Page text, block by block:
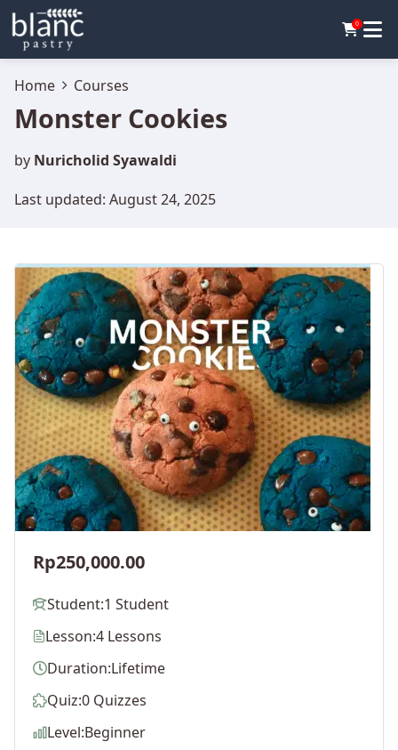
0
Home Courses
Monster Cookies
by Nuricholid Syawaldi
Last updated: August 24, 2025
Rp250,000.00
Student:1 Student
Lesson:4 Lessons
Duration:Lifetime
Quiz:0 Quizzes
Level:Beginner